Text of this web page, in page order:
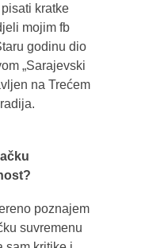
kratke
mojim fb
godinu dio
„Sarajevski
na Trećem
poznajem
suvremenu